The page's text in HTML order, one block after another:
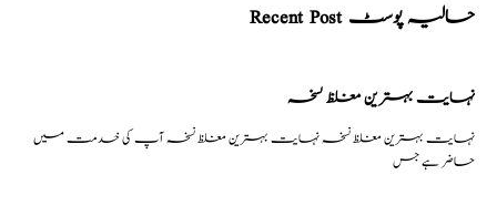
Recent Post حالیہ پوسٹ
نہایت بہترین مغلظ نسخہ
نہایت بہترین مغلظ نسخہ نہایت بہترین مغلظ نسخہ آپ کی خدمت میں
حاضر ہے جس